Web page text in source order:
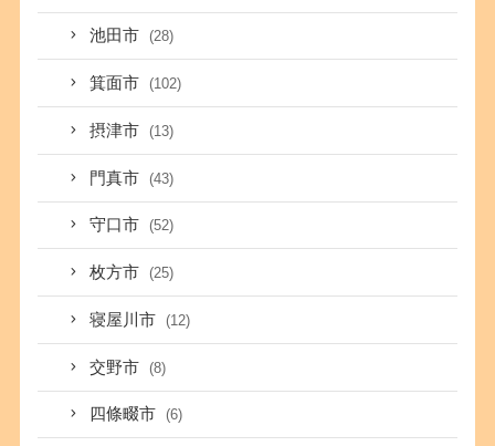
池田市 (28)
箕面市 (102)
摂津市 (13)
門真市 (43)
守口市 (52)
枚方市 (25)
寝屋川市 (12)
交野市 (8)
四條畷市 (6)